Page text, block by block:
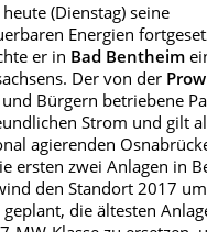
(Dienstag) seine
Energien
er in Bad Bentheim
Der von der
Bürgern betriebene
Strom und gilt
agierenden
ersten zwei Anlagen in
den Standort 2017
die ältesten